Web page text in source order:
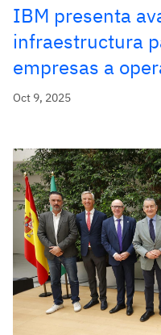
IBM presenta
infraestructura
empresas a
Oct 9, 2025